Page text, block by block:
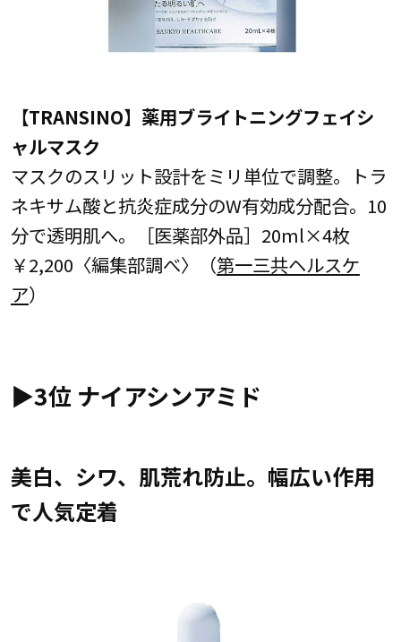
【TRANSINO】薬用ブライトニングフェイシ
ャルマスク
マスクのスリット設計をミリ単位で調整。トラ
ネキサム酸と抗炎症成分のW有効成分配合。10
分で透明肌へ。［医薬部外品］20ml×4枚
￥2,200〈編集部調べ〉（第一三共ヘルスケ
ア）
▶︎3位 ナイアシンアミド
美白、シワ、肌荒れ防止。幅広い作用
で人気定着